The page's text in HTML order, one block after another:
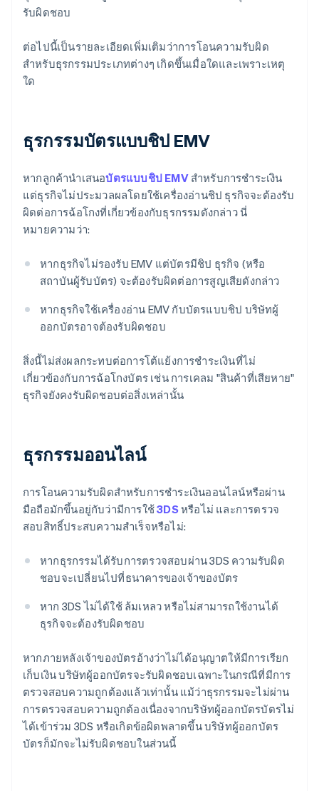
รับผิดชอบ
ต่อไปนี้เป็นรายละเอียดเพิ่มเติมว่าการโอนความรับผิด
สำหรับธุรกรรมประเภทต่างๆ เกิดขึ้นเมื่อใดและเพราะเหตุ
ใด
ธุรกรรมบัตรแบบชิป EMV
หากลูกค้านำเสนอบัตรแบบชิป EMVสำหรับการชำระเงิน
แต่ธุรกิจไม่ประมวลผลโดยใช้เครื่องอ่านชิป ธุรกิจจะต้องรับ
ผิดต่อการฉ้อโกงที่เกี่ยวข้องกับธุรกรรมดังกล่าว นี่
หมายความว่า:
หากธุรกิจไม่รองรับ EMV แต่บัตรมีชิป ธุรกิจ (หรือ
สถาบันผู้รับบัตร) จะต้องรับผิดต่อการสูญเสียดังกล่าว
หากธุรกิจใช้เครื่องอ่าน EMV กับบัตรแบบชิป บริษัทผู้
ออกบัตรอาจต้องรับผิดชอบ
สิ่งนี้ไม่ส่งผลกระทบต่อการโต้แย้งการชำระเงินที่ไม่
เกี่ยวข้องกับการฉ้อโกงบัตร เช่น การเคลม "สินค้าที่เสียหาย"
ธุรกิจยังคงรับผิดชอบต่อสิ่งเหล่านั้น
ธุรกรรมออนไลน์
การโอนความรับผิดสำหรับการชำระเงินออนไลน์หรือผ่าน
มือถือมักขึ้นอยู่กับว่ามีการใช้3DSหรือไม่ และการตรวจ
สอบสิทธิ์ประสบความสำเร็จหรือไม่:
หากธุรกรรมได้รับการตรวจสอบผ่าน 3DS ความรับผิด
ชอบจะเปลี่ยนไปที่ธนาคารของเจ้าของบัตร
หาก 3DS ไม่ได้ใช้ ล้มเหลว หรือไม่สามารถใช้งานได้
ธุรกิจจะต้องรับผิดชอบ
หากภายหลังเจ้าของบัตรอ้างว่าไม่ได้อนุญาตให้มีการเรียก
เก็บเงิน บริษัทผู้ออกบัตรจะรับผิดชอบเฉพาะในกรณีที่มีการ
ตรวจสอบความถูกต้องแล้วเท่านั้น แม้ว่าธุรกรรมจะไม่ผ่าน
การตรวจสอบความถูกต้องเนื่องจากบริษัทผู้ออกบัตรบัตรไม่
ได้เข้าร่วม 3DS หรือเกิดข้อผิดพลาดขึ้น บริษัทผู้ออกบัตร
บัตรก็มักจะไม่รับผิดชอบในส่วนนี้